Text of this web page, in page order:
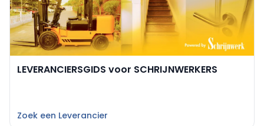
LEVERANCIERSGIDS voor SCHRIJNWERKERS
Zoek een Leverancier